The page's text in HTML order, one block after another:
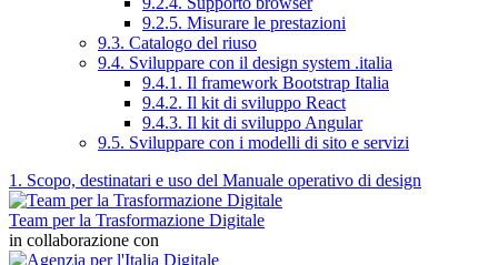
9.2.5. Misurare le prestazioni
9.3. Catalogo del riuso
9.4. Sviluppare con il design system .italia
9.4.1. Il framework Bootstrap Italia
9.4.2. Il kit di sviluppo React
9.4.3. Il kit di sviluppo Angular
9.5. Sviluppare con i modelli di sito e servizi
1. Scopo, destinatari e uso del Manuale operativo di design
Team per la Trasformazione Digitale
in collaborazione con